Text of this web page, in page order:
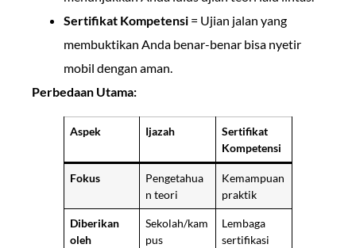
Sertifikat Kompetensi = Ujian jalan yang
membuktikan Anda benar-benar bisa nyetir
mobil dengan aman.
Perbedaan Utama:
Aspek Ijazah
Sertifikat
Kompetensi
Fokus
Pengetahua
n teori
Kemampuan
praktik
Diberikan
oleh
Sekolah/kam
pus
Lembaga
sertifikasi